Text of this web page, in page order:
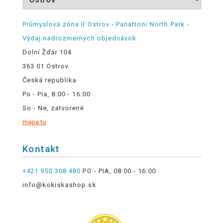
Průmyslová zóna II Ostrov - Panattoni North Park -
Výdaj nadrozmerných objednávok
Dolní Žďár 104
363 01 Ostrov
Česká republika
Po - Pia, 8:00 - 16:00
So - Ne, zatvorené
mapa tu
Kontakt
+421 950 308 480 PO - PIA, 08:00 - 16:00
info@kokiskashop.sk